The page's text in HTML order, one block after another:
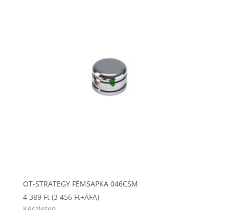
OT-STRATEGY FÉMSAPKA 046CSM
4 389 Ft (3 456 Ft+ÁFA)